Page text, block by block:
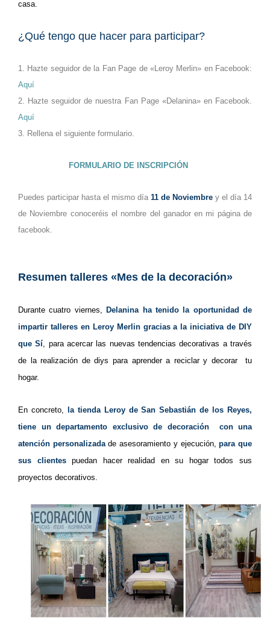
casa.
¿Qué tengo que hacer para participar?
1. Hazte seguidor de la Fan Page de «Leroy Merlin» en Facebook:
Aquí
2. Hazte seguidor de nuestra Fan Page «Delanina» en Facebook.
Aquí
3. Rellena el siguiente formulario.
FORMULARIO DE INSCRIPCIÓN
Puedes participar hasta el mismo día 11 de Noviembre y el día 14
de Noviembre conoceréis el nombre del ganador en mi página de
facebook.
Resumen talleres «Mes de la decoración»
Durante cuatro viernes,
Delanina ha tenido la oportunidad de
impartir talleres en Leroy Merlin gracias a la iniciativa de DIY
que Sí , para acercar las nuevas tendencias decorativas a través
de la realización de diys para aprender a reciclar y decorar tu
hogar.
En concreto,
la tienda Leroy de San Sebastián de los Reyes,
tiene un departamento exclusivo de decoración con una
atención personalizadade asesoramiento y ejecución,para que
sus clientespuedan hacer realidad en su hogar todos sus
proyectos decorativos.